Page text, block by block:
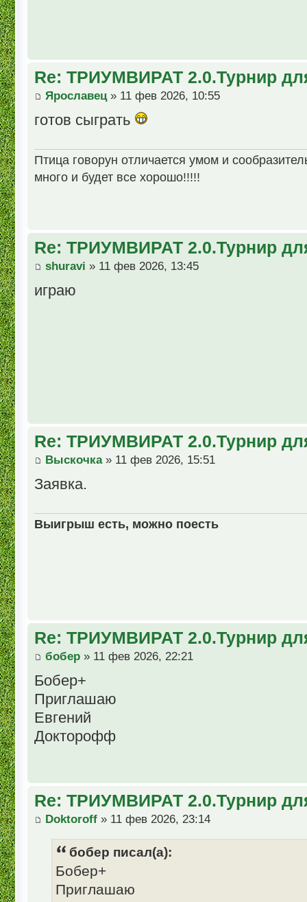
Re: ТРИУМВИРАТ 2.0.Турнир
Ярославец» 11 фев 2026, 10:55
готов сыграть
Птица говорун отличается умом и
много и будет все хорошо!!!!!
Re: ТРИУМВИРАТ 2.0.Турнир
shuravi » 11 фев 2026, 13:45
играю
Re: ТРИУМВИРАТ 2.0.Турнир
Выскочка» 11 фев 2026, 15:51
Заявка.
Выигрыш есть, можно поесть
Re: ТРИУМВИРАТ 2.0.Турнир
бобер » 11 фев 2026, 22:21
Бобер+
Приглашаю
Евгений
Докторофф
Re: ТРИУМВИРАТ 2.0.Турнир
Doktoroff » 11 фев 2026, 23:14
бобер писал(а):
Бобер+
Приглашаю